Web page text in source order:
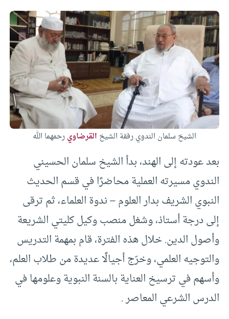
الشيخ سلمان الندوي رفقة الشيخ القرضاويرحمهما الله
بعد عودته إلى الهند، بدأ الشيخ سلمان الحسيني
الندوي مسيرته العملية محاضرًا في قسم الحديث
النبوي الشريف بدار العلوم – ندوة العلماء، ثم ترقى
إلى درجة أستاذ، وشغل منصب وكيل كليتي الشريعة
وأصول الدين. خلال هذه الفترة، قام بمهمة التدريس
والتوجيه العلمي، وخرّج أجيالًا عديدة من طلاب العلم،
وأسهم في ترسيخ العناية بالسنة النبوية وعلومها في
الدرس الشرعي المعاصر .